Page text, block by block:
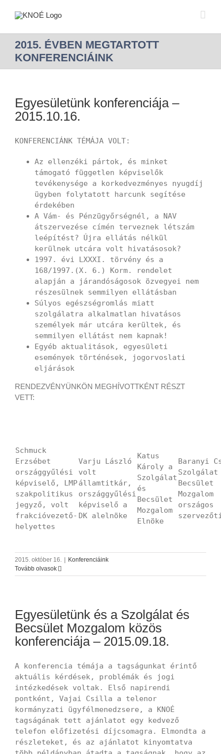
2015. ÉVBEN MEGTARTOTT
KONFERENCIÁINK
Egyesületünk konferenciája –
2015.10.16.
KONFERENCIÁNK TÉMÁJA VOLT:
Az ellenzéki pártok, és minket
támogató független képviselők
tevékenysége a korkedvezményes nyugdíj
ügyben folytatott harcunk segítése
érdekében
A Vám- és Pénzügyőrségnél, a NAV
átszervezése címén terveznek létszám
leépítést? Újra ellátás nélkül
kerülnek utcára volt hivatásosok?
1997. évi LXXXI. törvény és a
168/1997.(X. 6.) Korm. rendelet
alapján a járandóságosok özvegyei nem
részesülnek semmilyen ellátásban
Súlyos egészségromlás miatt
szolgálatra alkalmatlan hivatásos
személyek már utcára kerültek, és
semmilyen ellátást nem kapnak!
Egyéb aktualitások, egyesületi
események történések, jogorvoslati
eljárások
RENDEZVÉNYÜNKÖN MEGHÍVOTTKÉNT RÉSZT
VETT:
Schmuck
Erzsébet
országgyűlési
képviselő, LMP
szakpolitikus
jegyző, volt
frakcióvezető-
helyettes
Varju László
volt
államtitkár,
országgyűlési
képviselő a
DK alelnöke
Katus
Károly a
Szolgálat
és
Becsület
Mozgalom
Elnöke
Baranyi
Szolgálat
Becsület
Mozgalom
országos
2015. október 16.
Konferenciáink
Tovább olvasok
Egyesületünk és a Szolgálat és
Becsület Mozgalom közös
konferenciája – 2015.09.18.
A konferencia témája a tagságunkat érintő
aktuális kérdések, problémák és jogi
intézkedések voltak. Első napirendi
pontként, Vajai Csilla a telenor
kormányzati ügyfélmenedzsere, a KNOÉ
tagságának tett ajánlatot egy kedvező
telefon előfizetési díjcsomagra. Elmondta a
részleteket, és az ajánlatot kinyomtatva